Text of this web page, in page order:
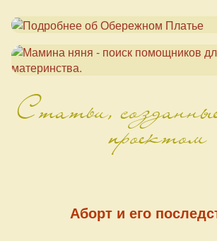
Статьи,
проектом
Аборт и его